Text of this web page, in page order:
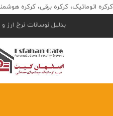
کرکره اتوماتیک، کرکره برقی، کرکره
بدلیل نوسانات نرخ ارز